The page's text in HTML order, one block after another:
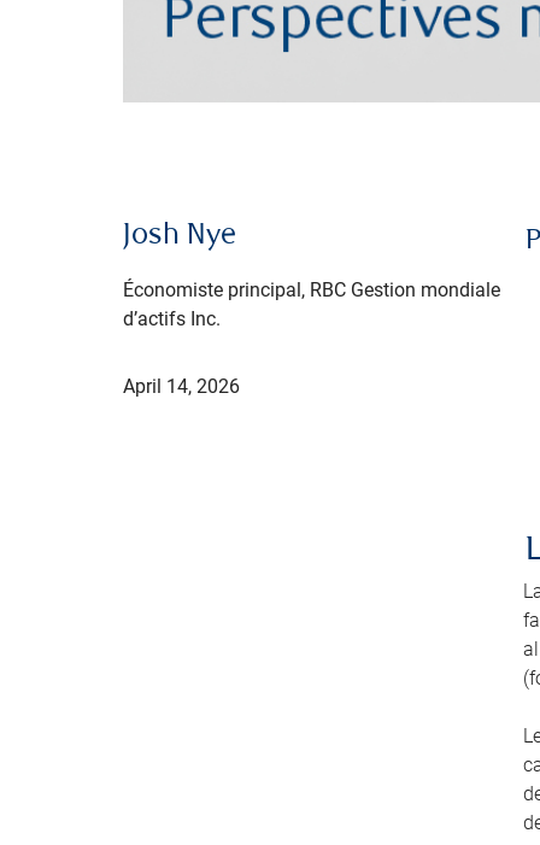
Josh Nye
Économiste principal, RBC Gestion mondiale
d’actifs Inc.
April 14, 2026